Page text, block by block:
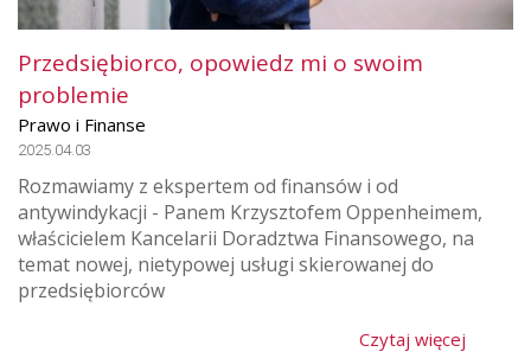
Przedsiębiorco, opowiedz mi o swoim
problemie
Prawo i Finanse
2025.04.03
Rozmawiamy z ekspertem od finansów i od
antywindykacji - Panem Krzysztofem Oppenheimem,
właścicielem Kancelarii Doradztwa Finansowego, na
temat nowej, nietypowej usługi skierowanej do
przedsiębiorców
Czytaj więcej